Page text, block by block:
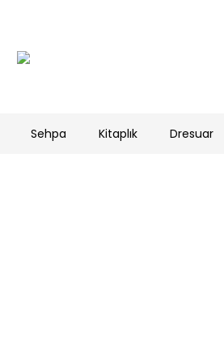
Sehpa Kitaplık Dresuar